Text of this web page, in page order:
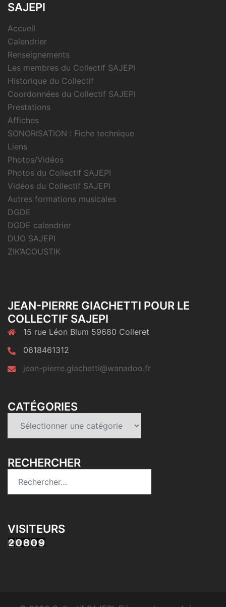
SAJEPI
Accueil
Calendrier
Renseignements
Les membres du Collectif SAJEPI
Historique du Collectif
Coordonnées du Collectif SAJEPI
Prestations
Affiches
SONORISATION : Fiche technique
Liens
Photos/Vidéos
Photos du Collectif SAJEPI
Vidéos du Collectif SAJEPI
Autres formations musicales
DGDE
DGDE calendrier
DUO SAJEPI
ZIK’ACOUSTIK
JEAN-PIERRE GIACHETTI POUR LE
COLLECTIF SAJEPI
15 rue Léon Blum 59680 Colleret
0618461312
jean-pierre.giachetti@wanadoo.fr
CATÉGORIES
RECHERCHER
VISITEURS